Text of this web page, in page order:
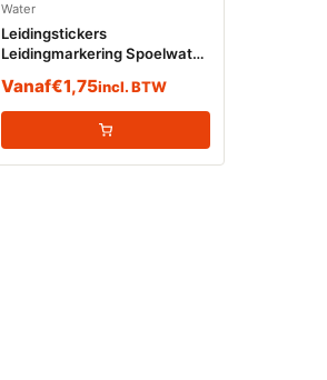
Water
Leidingstickers
Leidingmarkering Spoelwater
Vanaf€1,75incl. BTW